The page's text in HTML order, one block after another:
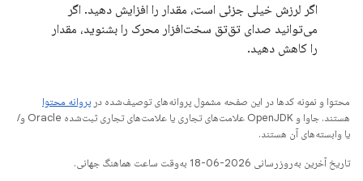
اگر لرزش خیلی جزئی است، مقدار را افزایش دهید. اگر
می‌توانید صدای تق‌تق سخت‌افزار محرک را بشنوید، مقدار
را کاهش دهید.
محتوا و نمونه کدها در این صفحه مشمول پروانه‌های توصیف‌شده در پروانه محتوا
هستند. جاوا و OpenJDK علامت‌های تجاری یا علامت‌های تجاری ثبت‌شده Oracle و/
یا وابسته‌های آن هستند.
تاریخ آخرین به‌روزرسانی 2026-06-18 به‌وقت ساعت هماهنگ جهانی.